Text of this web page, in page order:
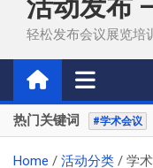
活动发布
轻松发布会议展览培
热门关键词 #学术会议
Home 活动分类 学